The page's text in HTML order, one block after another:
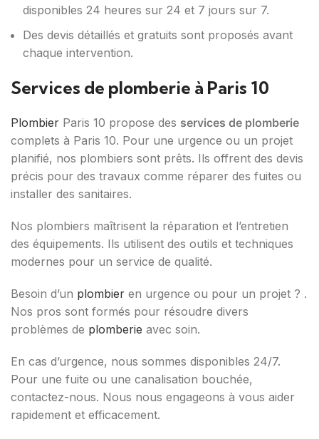
disponibles 24 heures sur 24 et 7 jours sur 7.
Des devis détaillés et gratuits sont proposés avant
chaque intervention.
Services de plomberie à Paris 10
Plombier Paris 10 propose des services de plomberie
complets à Paris 10. Pour une urgence ou un projet
planifié, nos plombiers sont prêts. Ils offrent des devis
précis pour des travaux comme réparer des fuites ou
installer des sanitaires.
Nos plombiers maîtrisent la réparation et l’entretien
des équipements. Ils utilisent des outils et techniques
modernes pour un service de qualité.
Besoin d’un plombier en urgence ou pour un projet ? .
Nos pros sont formés pour résoudre divers
problèmes de plomberie avec soin.
En cas d’urgence, nous sommes disponibles 24/7.
Pour une fuite ou une canalisation bouchée,
contactez-nous. Nous nous engageons à vous aider
rapidement et efficacement.